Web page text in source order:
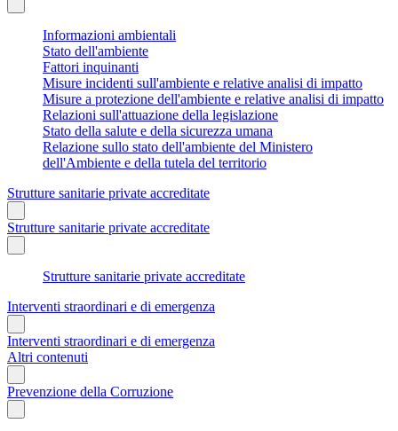
Informazioni ambientali
Stato dell'ambiente
Fattori inquinanti
Misure incidenti sull'ambiente e relative analisi di impatto
Misure a protezione dell'ambiente e relative analisi di impatto
Relazioni sull'attuazione della legislazione
Stato della salute e della sicurezza umana
Relazione sullo stato dell'ambiente del Ministero
dell'Ambiente e della tutela del territorio
Strutture sanitarie private accreditate
Strutture sanitarie private accreditate
Strutture sanitarie private accreditate
Interventi straordinari e di emergenza
Interventi straordinari e di emergenza
Altri contenuti
Prevenzione della Corruzione